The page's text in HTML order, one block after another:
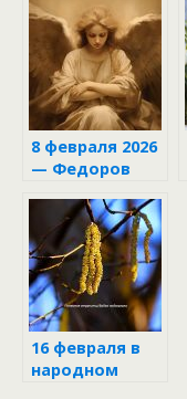
привлечь
достаток в
дом и каких
ошибок
нельзя
допустить
8 февраля 2026
— Федоров
нельзя делать,
чтобы не
потерять
удачу
16 февраля в
народном